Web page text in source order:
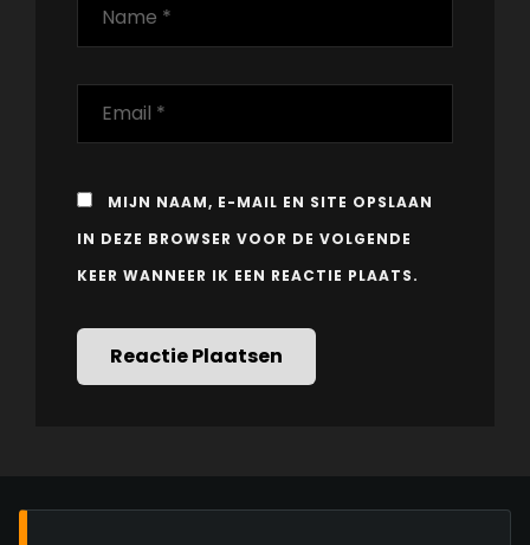
MIJN NAAM, E-MAIL EN SITE OPSLAAN
IN DEZE BROWSER VOOR DE VOLGENDE
KEER WANNEER IK EEN REACTIE PLAATS.